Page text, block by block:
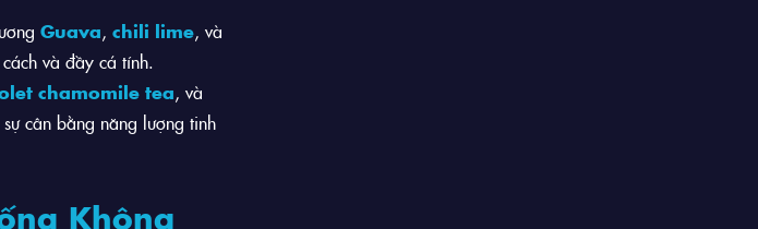
Guava, chili lime, và
và đầy cá tính.
chamomile tea, và
cân bằng năng lượng tinh
Không